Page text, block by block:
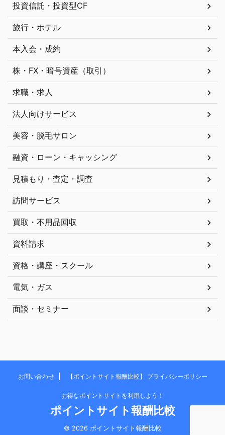
投資信託・投資型CF
旅行・ホテル
本入会・成約
株・FX・暗号資産（取引）
求職・求人
法人向けサービス
美容・脱毛サロン
融資・ローン・キャッシング
見積もり・査定・調査
訪問サービス
買取・不用品回収
資料請求
資格・講座・スクール
電気・ガス
面談・セミナー
お問い合わせ 【ポイントサイト報酬比較】 プライバシーポリシー
お得なポイントサイトを利用しよう！
ポイントサイト報酬比較
© 2026 ポイントサイト報酬比較